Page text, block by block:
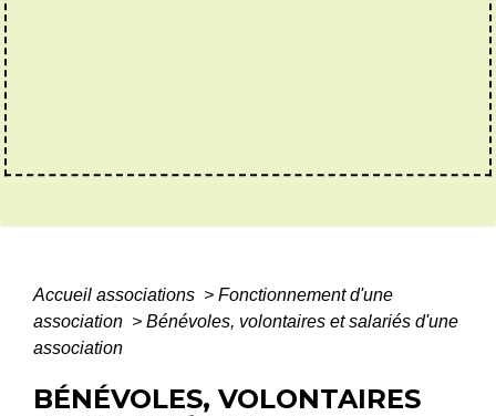
Accueil associations > Fonctionnement d'une
association > Bénévoles, volontaires et salariés d'une
association
BÉNÉVOLES, VOLONTAIRES